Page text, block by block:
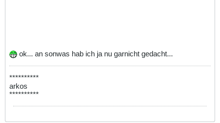
ok... an sonwas hab ich ja nu garnicht gedacht...
**********
arkos
**********